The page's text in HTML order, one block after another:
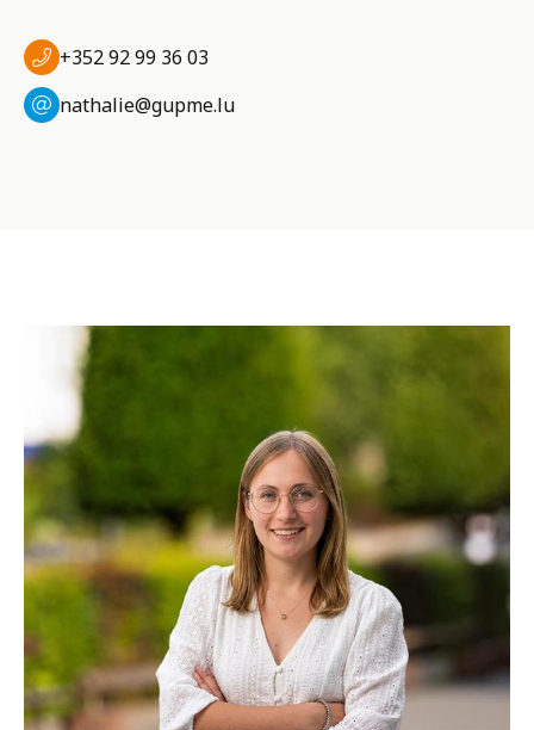
+352 92 99 36 03
nathalie@gupme.lu